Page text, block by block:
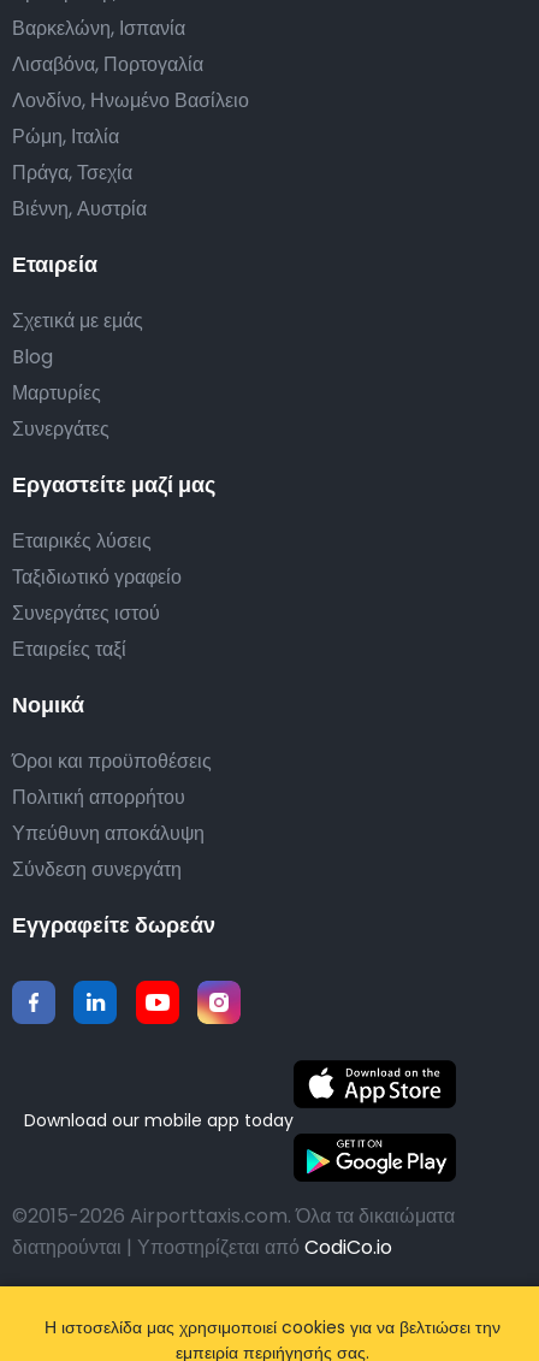
Εταιρεία
Σχετικά με εμάς
Blog
Μαρτυρίες
Συνεργάτες
Εργαστείτε μαζί μας
Εταιρικές λύσεις
Ταξιδιωτικό γραφείο
Συνεργάτες ιστού
Εταιρείες ταξί
Νομικά
Όροι και προϋποθέσεις
Πολιτική απορρήτου
Υπεύθυνη αποκάλυψη
Σύνδεση συνεργάτη
Βαρκελώνη, Ισπανία
Λισαβόνα, Πορτογαλία
Λονδίνο, Ηνωμένο Βασίλειο
Ρώμη, Ιταλία
Πράγα, Τσεχία
Βιέννη, Αυστρία
Εγγραφείτε δωρεάν
Download our mobile app today
©2015-2026 Airporttaxis.com.Όλα τα δικαιώματα
διατηρούνται | Υποστηρίζεται από CodiCo.io
Η ιστοσελίδα μας χρησιμοποιεί cookies για να βελτιώσει την
εμπειρία περιήγησής σας.